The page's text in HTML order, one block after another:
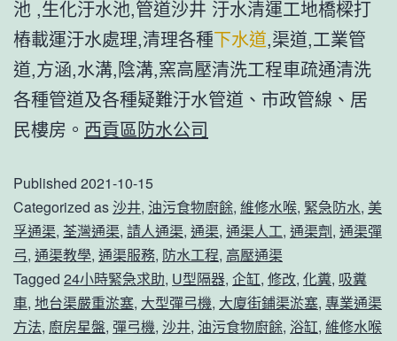
池 ,生化汙水池,管道沙井 汙水清運工地橋樑打
樁載運汙水處理,清理各種下水道,渠道,工業管
道,方涵,水溝,陰溝,窯高壓清洗工程車疏通清洗
各種管道及各種疑難汙水管道、市政管線、居
民樓房。 西貢區防水公司
Published 2021-10-15
Categorized as 沙井, 油污食物廚餘, 維修水喉, 緊急防水, 美
孚通渠, 荃灣通渠, 請人通渠, 通渠, 通渠人工, 通渠劑, 通渠彈
弓, 通渠教學, 通渠服務, 防水工程, 高壓通渠
Tagged 24小時緊急求助, U型隔器, 企缸, 修改, 化糞, 吸糞
車, 地台渠嚴重淤塞, 大型彈弓機, 大廈街鋪渠淤塞, 專業通渠
方法, 廚房星盤, 彈弓機, 沙井, 油污食物廚餘, 浴缸, 維修水喉